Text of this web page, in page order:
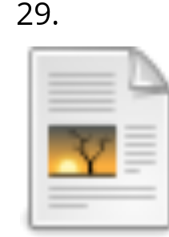
29.